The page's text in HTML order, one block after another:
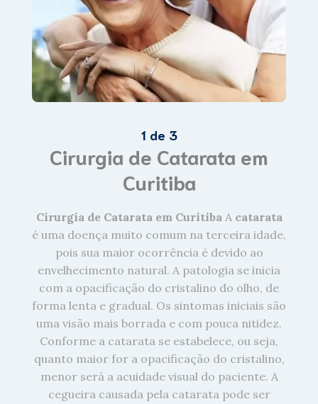
1 de 3
Cirurgia de Catarata em
Curitiba
Cirurgia de Catarata em CuritibaA catarata
é uma doença muito comum na terceira idade,
pois sua maior ocorrência é devido ao
envelhecimento natural. A patologia se inicia
com a opacificação do cristalino do olho, de
forma lenta e gradual. Os sintomas iniciais são
uma visão mais borrada e com pouca nitidez.
Conforme a catarata se estabelece, ou seja,
quanto maior for a opacificação do cristalino,
menor será a acuidade visual do paciente. A
cegueira causada pela catarata pode ser